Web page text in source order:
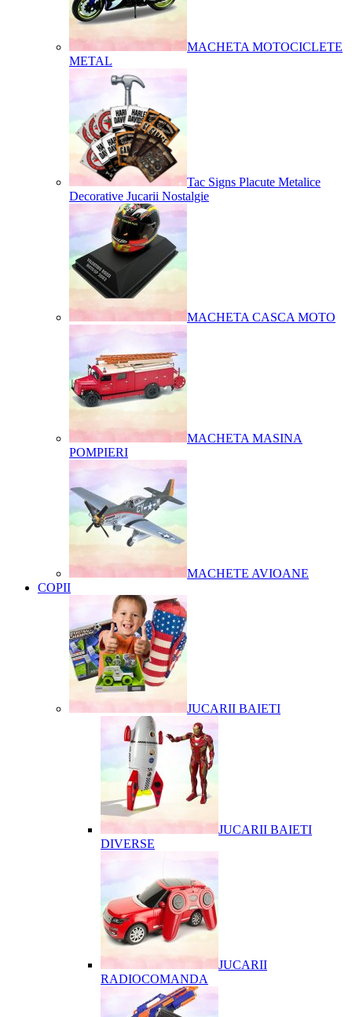
MACHETA MOTOCICLETE
METAL
Tac Signs Placute Metalice
Decorative Jucarii Nostalgie
MACHETA CASCA MOTO
MACHETA MASINA
POMPIERI
MACHETE AVIOANE
COPII
JUCARII BAIETI
JUCARII BAIETI
DIVERSE
JUCARII
RADIOCOMANDA